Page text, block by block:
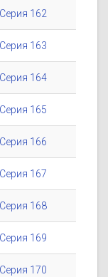
162
163
164
165
166
167
168
169
170